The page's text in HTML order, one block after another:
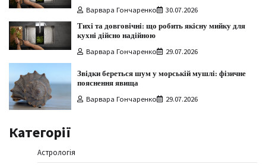
Варвара Гончаренко 30.07.2026
Тихі та довговічні: що робить якісну мийку для
кухні дійсно надійною
Варвара Гончаренко 29.07.2026
Звідки береться шум у морській мушлі: фізичне
пояснення явища
Варвара Гончаренко 29.07.2026
Категорії
Астрологія